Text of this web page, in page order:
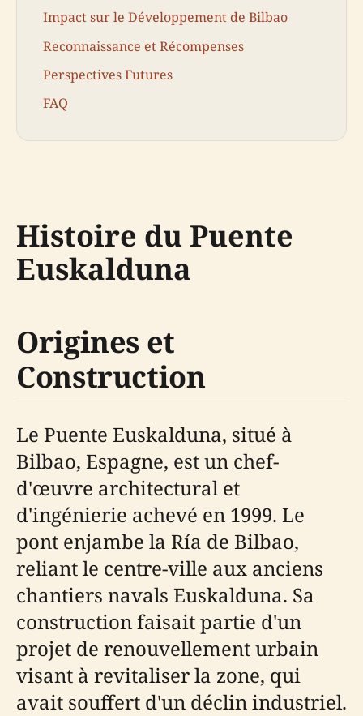
Impact sur le Développement de Bilbao
Reconnaissance et Récompenses
Perspectives Futures
FAQ
Histoire du Puente
Euskalduna
Origines et
Construction
Le Puente Euskalduna, situé à
Bilbao, Espagne, est un chef-
d'œuvre architectural et
d'ingénierie achevé en 1999. Le
pont enjambe la Ría de Bilbao,
reliant le centre-ville aux anciens
chantiers navals Euskalduna. Sa
construction faisait partie d'un
projet de renouvellement urbain
visant à revitaliser la zone, qui
avait souffert d'un déclin industriel.